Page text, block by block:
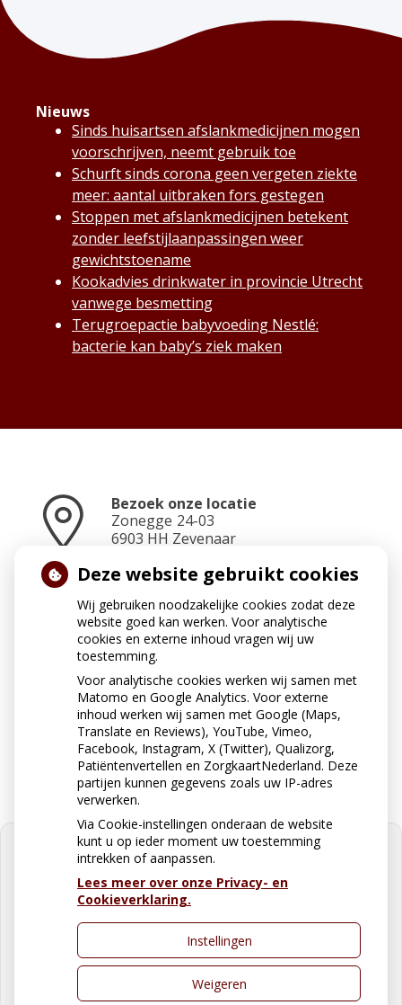
Nieuws
Sinds huisartsen afslankmedicijnen mogen
voorschrijven, neemt gebruik toe
Schurft sinds corona geen vergeten ziekte
meer: aantal uitbraken fors gestegen
Stoppen met afslankmedicijnen betekent
zonder leefstijlaanpassingen weer
gewichtstoename
Kookadvies drinkwater in provincie Utrecht
vanwege besmetting
Terugroepactie babyvoeding Nestlé:
bacterie kan baby’s ziek maken
Bezoek onze locatie
Zonegge 24-03
6903 HH Zevenaar
Neem contact op
0316-331031 vanaf 9.00 uur
bereikbaar
Stuur ons een e-mail
apotheekzonegge@ezorg.nl
U heeft geen toestemming gegeven
voorexterne inhouddie nodig is om
dit te zien.
Cookie-instellingen wijzigen
Deze website gebruikt cookies
Wij gebruiken noodzakelijke cookies zodat deze
website goed kan werken. Voor analytische
cookies en externe inhoud vragen wij uw
toestemming.
Voor analytische cookies werken wij samen met
Matomo en Google Analytics. Voor externe
inhoud werken wij samen met Google (Maps,
Translate en Reviews), YouTube, Vimeo,
Facebook, Instagram, X (Twitter), Qualizorg,
Patiëntenvertellen en ZorgkaartNederland. Deze
partijen kunnen gegevens zoals uw IP-adres
verwerken.
Via Cookie-instellingen onderaan de website
kunt u op ieder moment uw toestemming
intrekken of aanpassen.
Lees meer over onze Privacy- en
Cookieverklaring.
Instellingen
Weigeren